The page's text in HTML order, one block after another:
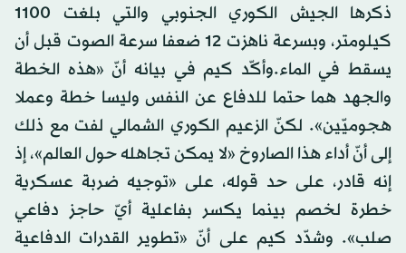
ذكرها الجيش الكوري الجنوبي والتي بلغت 1100
كيلومتر، وبسرعة ناهزت 12 ضعفا سرعة الصوت قبل أن
يسقط في الماء.وأكّد كيم في بيانه أنّ «هذه الخطة
والجهد هما حتما للدفاع عن النفس وليسا خطة وعملا
هجوميّين». لكنّ الزعيم الكوري الشمالي لفت مع ذلك
إلى أنّ أداء هذا الصاروخ «لا يمكن تجاهله حول العالم»، إذ
إنه قادر، على حد قوله، على «توجيه ضربة عسكرية
خطرة لخصم بينما يكسر بفاعلية أيّ حاجز دفاعي
صلب». وشدّد كيم على أنّ «تطوير القدرات الدفاعية